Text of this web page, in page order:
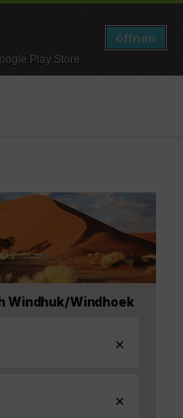
Play Store
öffnen
Windhuk/Windhoek